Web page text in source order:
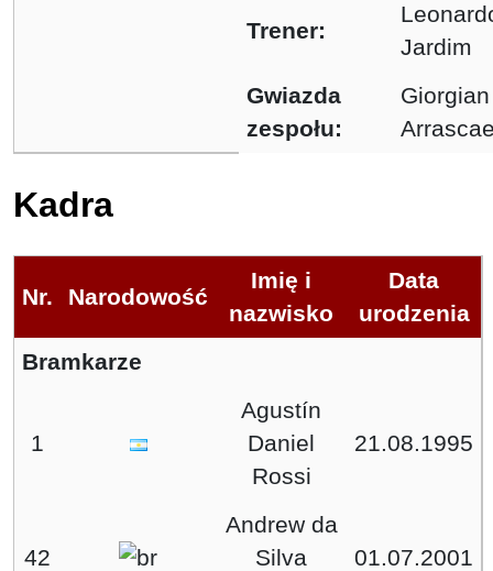
Trener:
Jardim
Gwiazda
zespołu:
Kadra
Nr. Narodowość
Imię i
nazwisko
Data
urodzenia
Bramkarze
1
Agustín
Daniel
Rossi
21.08.1995
42
Andrew da
Silva
01.07.2001